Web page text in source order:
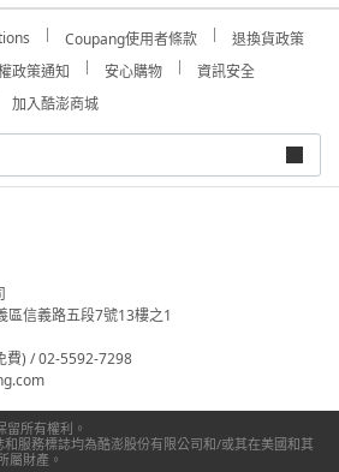
Coupang使用者條款
退換貨政策
政策通知 安心購物
資訊安全
加入酷澎商城
區信義路五段7號13樓之1
費) / 02-5592-7298
所有權利。
服務標誌均為酷澎股份有限公司和/或其在美國和其
屬財產。